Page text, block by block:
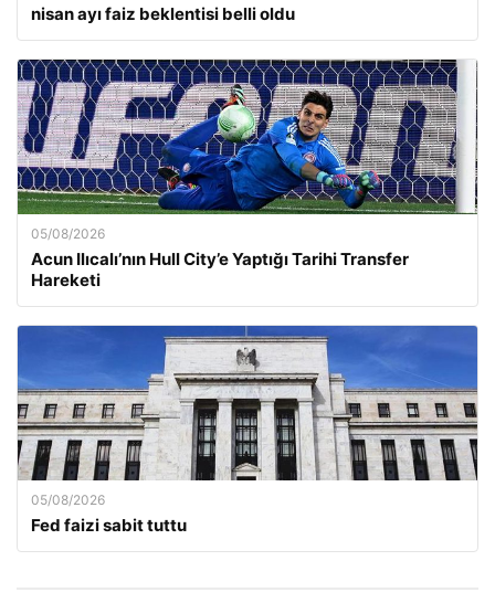
nisan ayı faiz beklentisi belli oldu
05/08/2026
Acun Ilıcalı’nın Hull City’e Yaptığı Tarihi Transfer
Hareketi
05/08/2026
Fed faizi sabit tuttu